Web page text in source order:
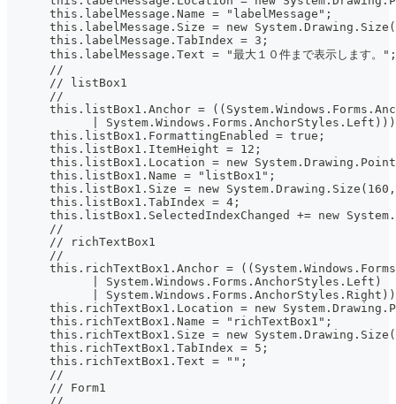
      this.labelMessage.Name = "labelMessage";
this.labelMessage.Size = new
      this.labelMessage.TabIndex = 3;
      this.labelMessage.Text = "最大１０件まで表示します。";
      //
      // listBox1
      //
this.listBox1.Anchor =
|
      this.listBox1.FormattingEnabled = true;
      this.listBox1.ItemHeight = 12;
this.listBox1.Location = new
      this.listBox1.Name = "listBox1";
this.listBox1.Size = new
      this.listBox1.TabIndex = 4;
this.listBox1.SelectedIndexChanged += new
      //
      // richTextBox1
      //
this.richTextBox1.Anchor =
            | System.Windows.Forms.AnchorStyles.Left)
|
this.richTextBox1.Location = new
      this.richTextBox1.Name = "richTextBox1";
this.richTextBox1.Size = new
      this.richTextBox1.TabIndex = 5;
      this.richTextBox1.Text = "";
      //
      // Form1
      //